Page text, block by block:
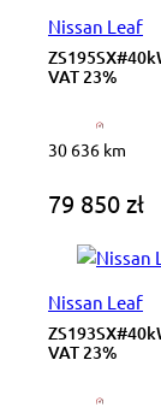
Nissan Leaf
VAT 23%
30 636 km
79 850 zł
Nissan Leaf
VAT 23%